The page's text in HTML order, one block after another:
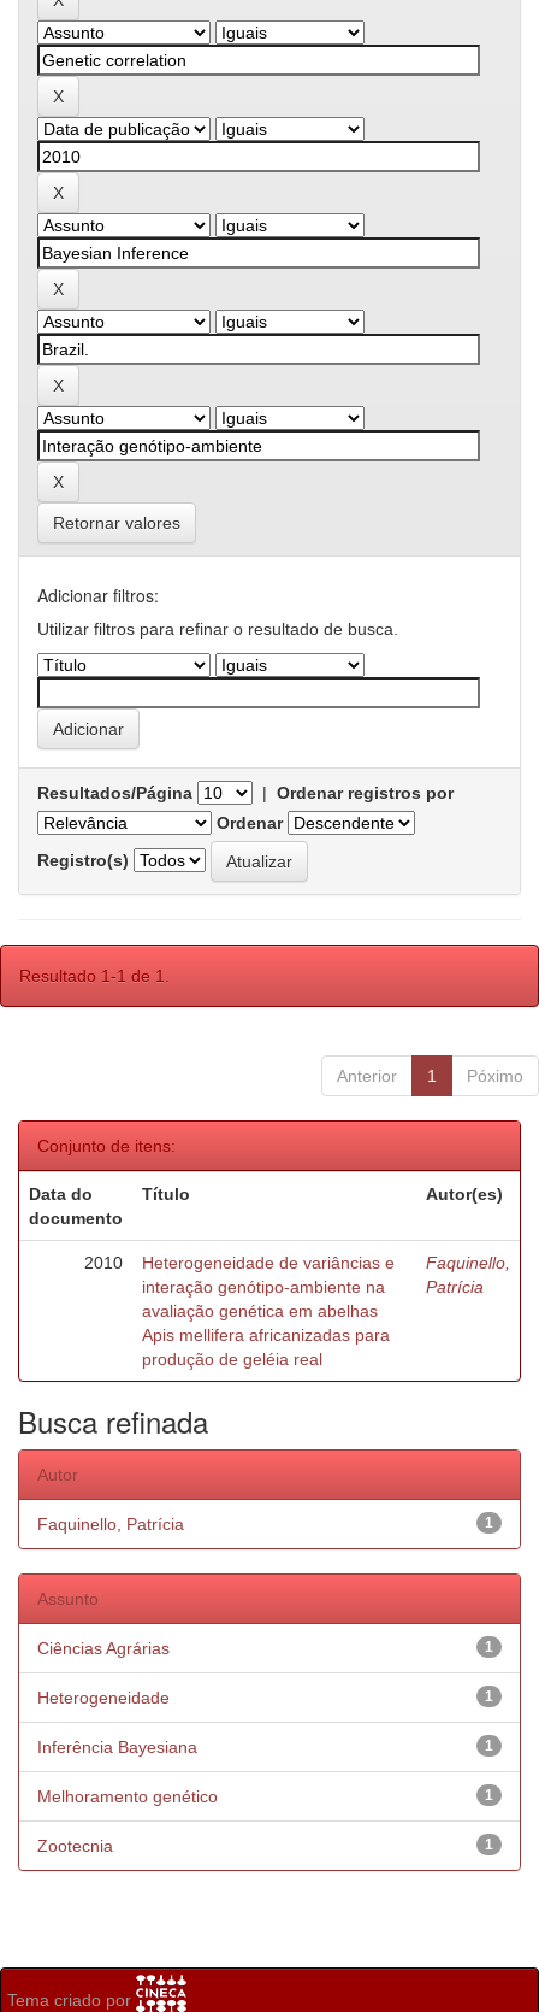
Retornar valores
Adicionar filtros:
Utilizar filtros para refinar o resultado de busca.
Resultados/Página | Ordenar registros por
Ordenar
Registro(s)
Resultado 1-1 de 1.
Anterior 1 Póximo
Conjunto de itens:
Data do
documento
Título Autor(es)
2010
Heterogeneidade de variâncias e
interação genótipo-ambiente na
avaliação genética em abelhas
Apis mellifera africanizadas para
produção de geléia real
Faquinello,
Patrícia
Busca refinada
Autor
1
Faquinello, Patrícia
Assunto
1
Ciências Agrárias
1
Heterogeneidade
1
Inferência Bayesiana
1
Melhoramento genético
1
Zootecnia
Tema criado por